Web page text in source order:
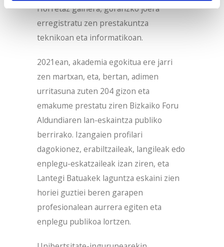
Horretaz gainera, goranzko joera
erregistratu zen prestakuntza
teknikoan eta informatikoan.
2021ean, akademia egokitua ere jarri
zen martxan, eta, bertan, adimen
urritasuna zuten 204 gizon eta
emakume prestatu ziren Bizkaiko Foru
Aldundiaren lan-eskaintza publiko
berrirako. Izangaien profilari
dagokionez, erabiltzaileak, langileak edo
enplegu-eskatzaileak izan ziren, eta
Lantegi Batuakek laguntza eskaini zien
horiei guztiei beren garapen
profesionalean aurrera egiten eta
enplegu publikoa lortzen.